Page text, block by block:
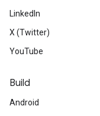
LinkedIn
X (Twitter)
YouTube
Build
Android